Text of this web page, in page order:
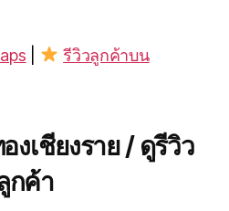
รีวิวลูกค้าบน
เชียงราย / ดูรีวิว
กค้า